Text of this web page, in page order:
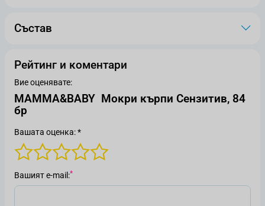
Състав
Рейтинг и коментари
Вие оценявате:
MAMMA&BABY Мокри кърпи Сензитив, 84
бр
Вашата оценка: *
Вашият е-mail